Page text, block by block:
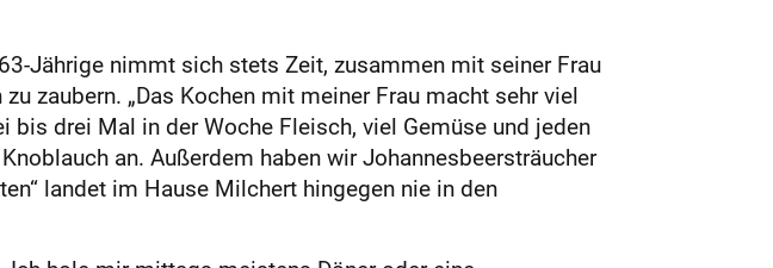
Jährige nimmt sich stets Zeit, zusammen mit seiner Frau
zaubern. „Das Kochen mit meiner Frau macht sehr viel
drei Mal in der Woche Fleisch, viel Gemüse und jeden
an. Außerdem haben wir Johannesbeersträucher
landet im Hause Milchert hingegen nie in den